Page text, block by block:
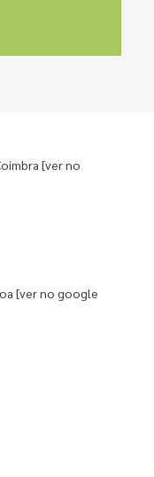
[ver no
[ver no google